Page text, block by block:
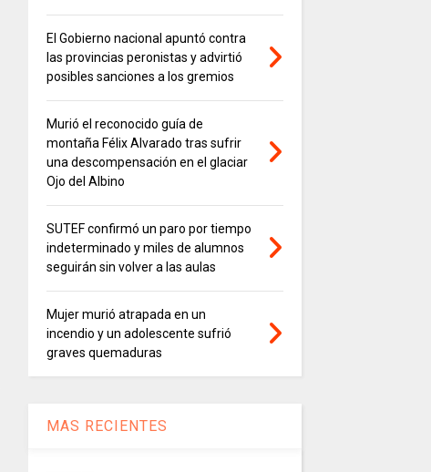
El Gobierno nacional apuntó contra
las provincias peronistas y advirtió
posibles sanciones a los gremios
Murió el reconocido guía de
montaña Félix Alvarado tras sufrir
una descompensación en el glaciar
Ojo del Albino
SUTEF confirmó un paro por tiempo
indeterminado y miles de alumnos
seguirán sin volver a las aulas
Mujer murió atrapada en un
incendio y un adolescente sufrió
graves quemaduras
MAS RECIENTES